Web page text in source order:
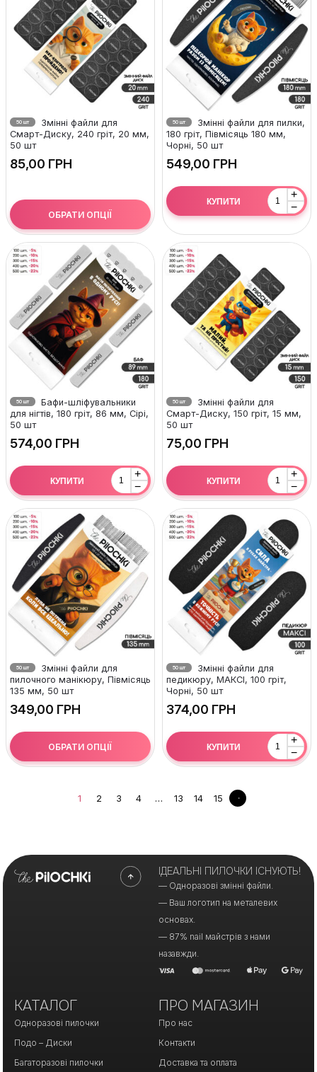
50 шт
Змінні файли для
Смарт-Диску, 240 гріт, 20 мм,
50 шт
ГРН
ОБРАТИ ОПЦІЇ
50 шт
Змінні файли для пилки,
180 гріт, Півмісяць 180 мм,
Чорні, 50 шт
ГРН
+
−
КУПИТИ
50 шт
Бафи-шліфувальники
для нігтів, 180 гріт, 86 мм, Сірі,
50 шт
ГРН
+
−
КУПИТИ
50 шт
Змінні файли для
Смарт-Диску, 150 гріт, 15 мм,
50 шт
ГРН
+
−
КУПИТИ
50 шт
Змінні файли для
пилочного манікюру, Півмісяць
135 мм, 50 шт
ГРН
ОБРАТИ ОПЦІЇ
50 шт
Змінні файли для
педикюру, МАКСІ, 100 гріт,
Чорні, 50 шт
ГРН
+
−
КУПИТИ
1 2 3 4 … 13 14 15
ІДЕАЛЬНІ ПИЛОЧКИ ІСНУЮТЬ!
— Одноразові змінні файли.
— Ваш логотип на металевих
основах.
— 87% nail майстрів з нами
назавжди.
КАТАЛОГ
Одноразові пилочки
Подо – Диски
Багаторазові пилочки
ПРО МАГАЗИН
Про нас
Контакти
Доставка та оплата